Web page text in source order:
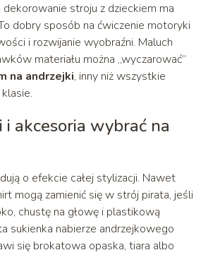
stroju z dzieckiem ma
dobry sposób na ćwiczenie motoryki
i rozwijanie wyobraźni. Maluch
materiału można „wyczarować”
na andrzejki, inny niż wszystkie
i akcesoria wybrać na
o efekcie całej stylizacji. Nawet
mogą zamienić się w strój pirata, jeśli
chustę na głowę i plastikową
sukienka nabierze andrzejkowego
się brokatowa opaska, tiara albo